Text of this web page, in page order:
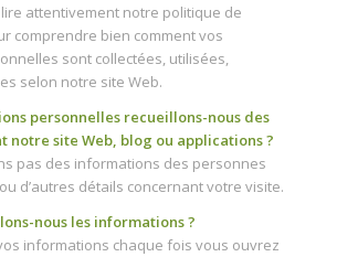
attentivement notre politique de
comprendre bien comment vos
sont collectées, utilisées,
selon notre site Web.
personnelles recueillons-nous des
notre site Web, blog ou applications ?
pas des informations des personnes
d’autres détails concernant votre visite.
nous les informations ?
informations chaque fois vous ouvrez